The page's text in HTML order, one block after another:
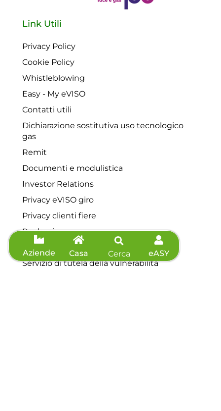
Aziende Casa Cerca eASY
Link Utili
Privacy Policy
Cookie Policy
Whistleblowing
Easy - My eVISO
Contatti utili
Dichiarazione sostitutiva uso tecnologico
gas
Remit
Documenti e modulistica
Investor Relations
Privacy eVISO giro
Privacy clienti fiere
Reclami
Contributo straordinario
Servizio di tutela della vulnerabilità